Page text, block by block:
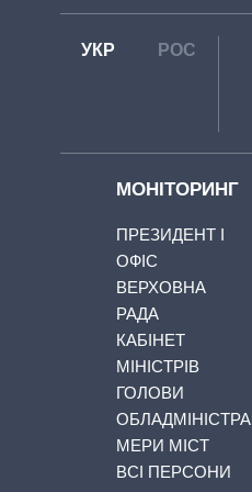
УКР РОС
МОНІТОРИНГ
ПРЕЗИДЕНТ І
ОФІС
ВЕРХОВНА
РАДА
КАБІНЕТ
МІНІСТРІВ
ГОЛОВИ
МЕРИ МІСТ
ВСІ ПЕРСОНИ